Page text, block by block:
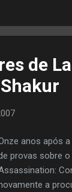
de
anos após
provas sobre
a